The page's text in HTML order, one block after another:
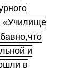
«Училище
и
в